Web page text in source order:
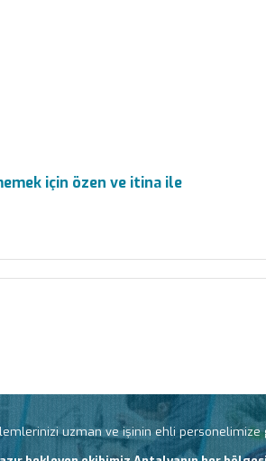
için özen ve itina ile
uzman ve işinin ehli personelimize